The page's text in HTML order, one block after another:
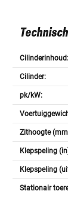
Cilinderinhoud:
Cilinder:
pk/kW:
Zithoogte
Klepspeling
Klepspeling
Stationair